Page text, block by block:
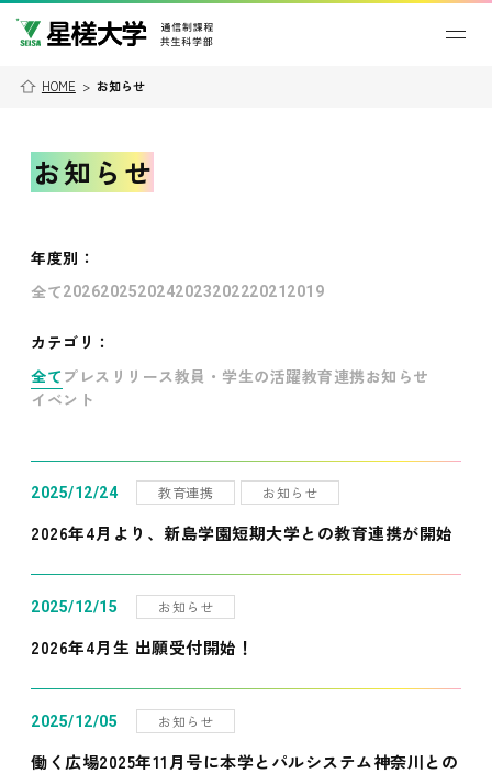
HOME > お知らせ
お知らせ
年度別 ：
全て202620252024202320222021 2019
カテゴリ：
全て プレスリリース教員・学生の活躍教育連携お知らせ
イベント
2025/12/24 教育連携 お知らせ
2026年4月より、新島学園短期大学との教育連携が開始
2025/12/15 お知らせ
2026年4月生 出願受付開始！
2025/12/05 お知らせ
働く広場2025年11月号に本学とパルシステム神奈川との